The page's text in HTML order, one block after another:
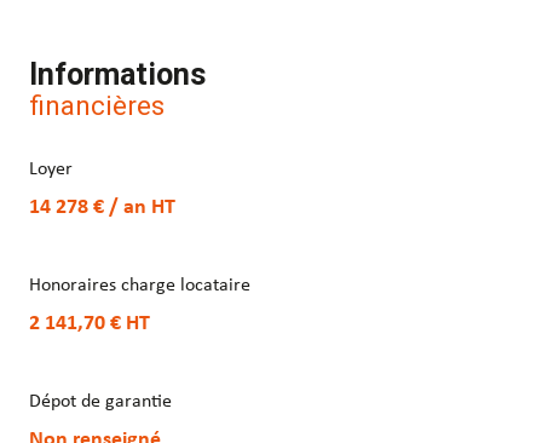
Informations
financières
Loyer
14 278 € / an HT
Honoraires charge locataire
2 141,70 € HT
Dépot de garantie